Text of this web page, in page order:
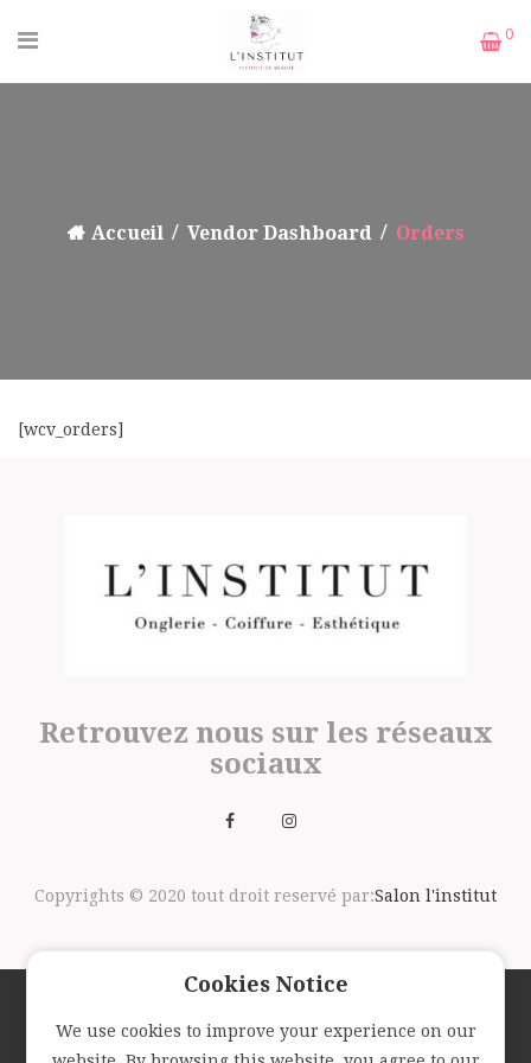
0
Accueil Vendor Dashboard Orders
[wcv_orders]
Retrouvez nous sur les réseaux
sociaux
Copyrights © 2020 tout droit reservé par:Salon l'institut
Suivez nous avec la newsletter
Cookies Notice
We use cookies to improve your experience on our